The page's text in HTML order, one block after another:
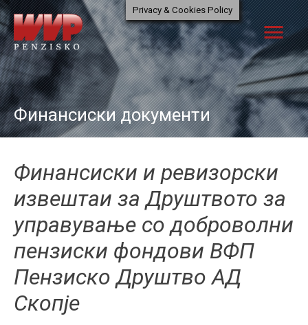
Skip
to
content
menu
Финансиски документи
Финансиски и ревизорски
извештаи за Друштвото за
управување со доброволни
пензиски фондови ВФП
Пензиско Друштво АД
Скопје
Privacy & Cookies Policy